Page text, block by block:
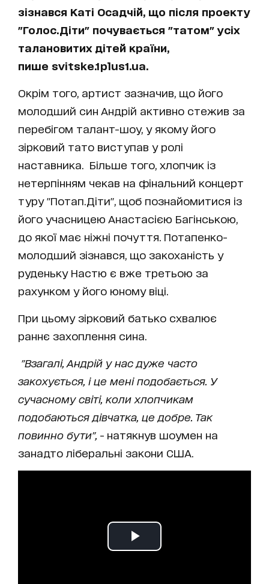
зізнався Каті Осадчій, що після проекту
"Голос.Діти" почувається "татом" усіх
талановитих дітей країни,
пише svitske.1plus1.ua.
Окрім того, артист зазначив, що його
молодший син Андрій активно стежив за
перебігом талант-шоу, у якому його
зірковий тато виступав у ролі
наставника. Більше того, хлопчик із
нетерпінням чекав на фінальний концерт
туру "Потап.Діти", щоб познайомитися із
його учасницею Анастасією Багінською,
до якої має ніжні почуття. Потапенко-
молодший зізнався, що закоханість у
руденьку Настю є вже третьою за
рахунком у його юному віці.
При цьому зірковий батько схвалює
раннє захоплення сина.
"Взагалі, Андрій у нас дуже часто
закохується, і це мені подобається. У
сучасному світі, коли хлопчикам
подобаються дівчатка, це добре. Так
повинно бути", - натякнув шоумен на
занадто ліберальні закони США.